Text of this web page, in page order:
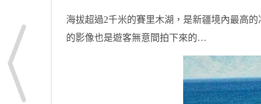
海拔超過2千米的賽里木湖，是新疆境內最高
的影像也是遊客無意間拍下來的…